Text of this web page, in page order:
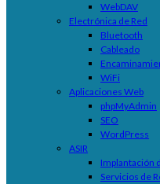
WebDAV
Electrónica de Red
Bluetooth
Cableado
WiFi
Aplicaciones Web
phpMyAdmin
SEO
WordPress
ASIR
Implantación
Servicios de